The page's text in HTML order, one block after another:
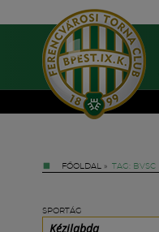
FŐOLDAL » TAG: BVSC
SPORTÁG
Kézilabda